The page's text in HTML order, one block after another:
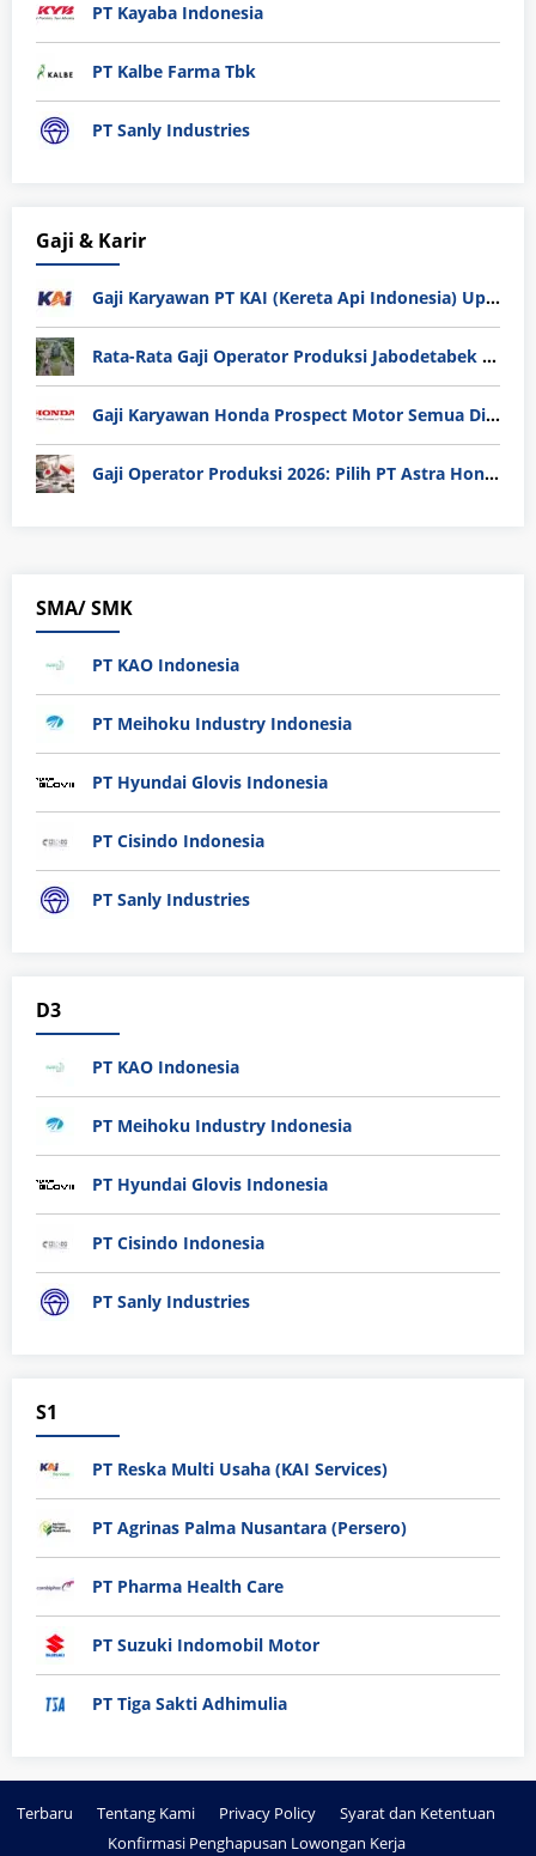
PT Kayaba Indonesia
PT Kalbe Farma Tbk
PT Sanly Industries
Gaji & Karir
Gaji Karyawan PT KAI (Kereta Api Indonesia) Update 2025
Rata-Rata Gaji Operator Produksi Jabodetabek 2025: Bedah Tuntas UMK, Lemburan, dan Realita Hidup Buruh
Gaji Karyawan Honda Prospect Motor Semua Divisi
Gaji Operator Produksi 2026: Pilih PT Astra Honda Motor (AHM) atau Manufaktur di Jepang?
SMA/ SMK
PT KAO Indonesia
PT Meihoku Industry Indonesia
PT Hyundai Glovis Indonesia
PT Cisindo Indonesia
PT Sanly Industries
D3
PT KAO Indonesia
PT Meihoku Industry Indonesia
PT Hyundai Glovis Indonesia
PT Cisindo Indonesia
PT Sanly Industries
S1
PT Reska Multi Usaha (KAI Services)
PT Agrinas Palma Nusantara (Persero)
PT Pharma Health Care
PT Suzuki Indomobil Motor
PT Tiga Sakti Adhimulia
Terbaru Tentang Kami Privacy Policy
Syarat dan Ketentuan
Konfirmasi Penghapusan Lowongan Kerja